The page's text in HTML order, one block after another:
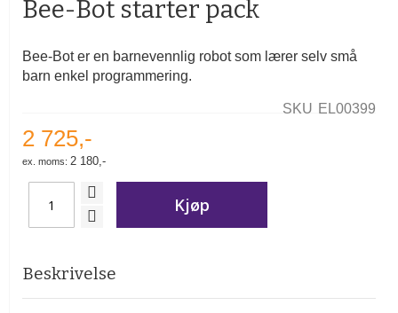
av
Bee-Bot starter pack
Bee-Bot er en barnevennlig robot som lærer selv små
barn enkel programmering.
SKU EL00399
2 725,-
2 180,-
Kjøp
Beskrivelse